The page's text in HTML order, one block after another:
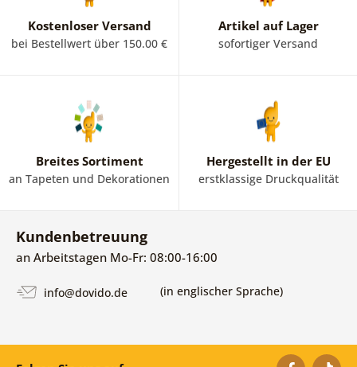
Kostenloser Versand
bei Bestellwert über 150.00 €
Artikel auf Lager
sofortiger Versand
Breites Sortiment
an Tapeten und Dekorationen
Hergestellt in der EU
erstklassige Druckqualität
Kundenbetreuung
an Arbeitstagen Mo-Fr: 08:00-16:00
info@dovido.de (in englischer Sprache)